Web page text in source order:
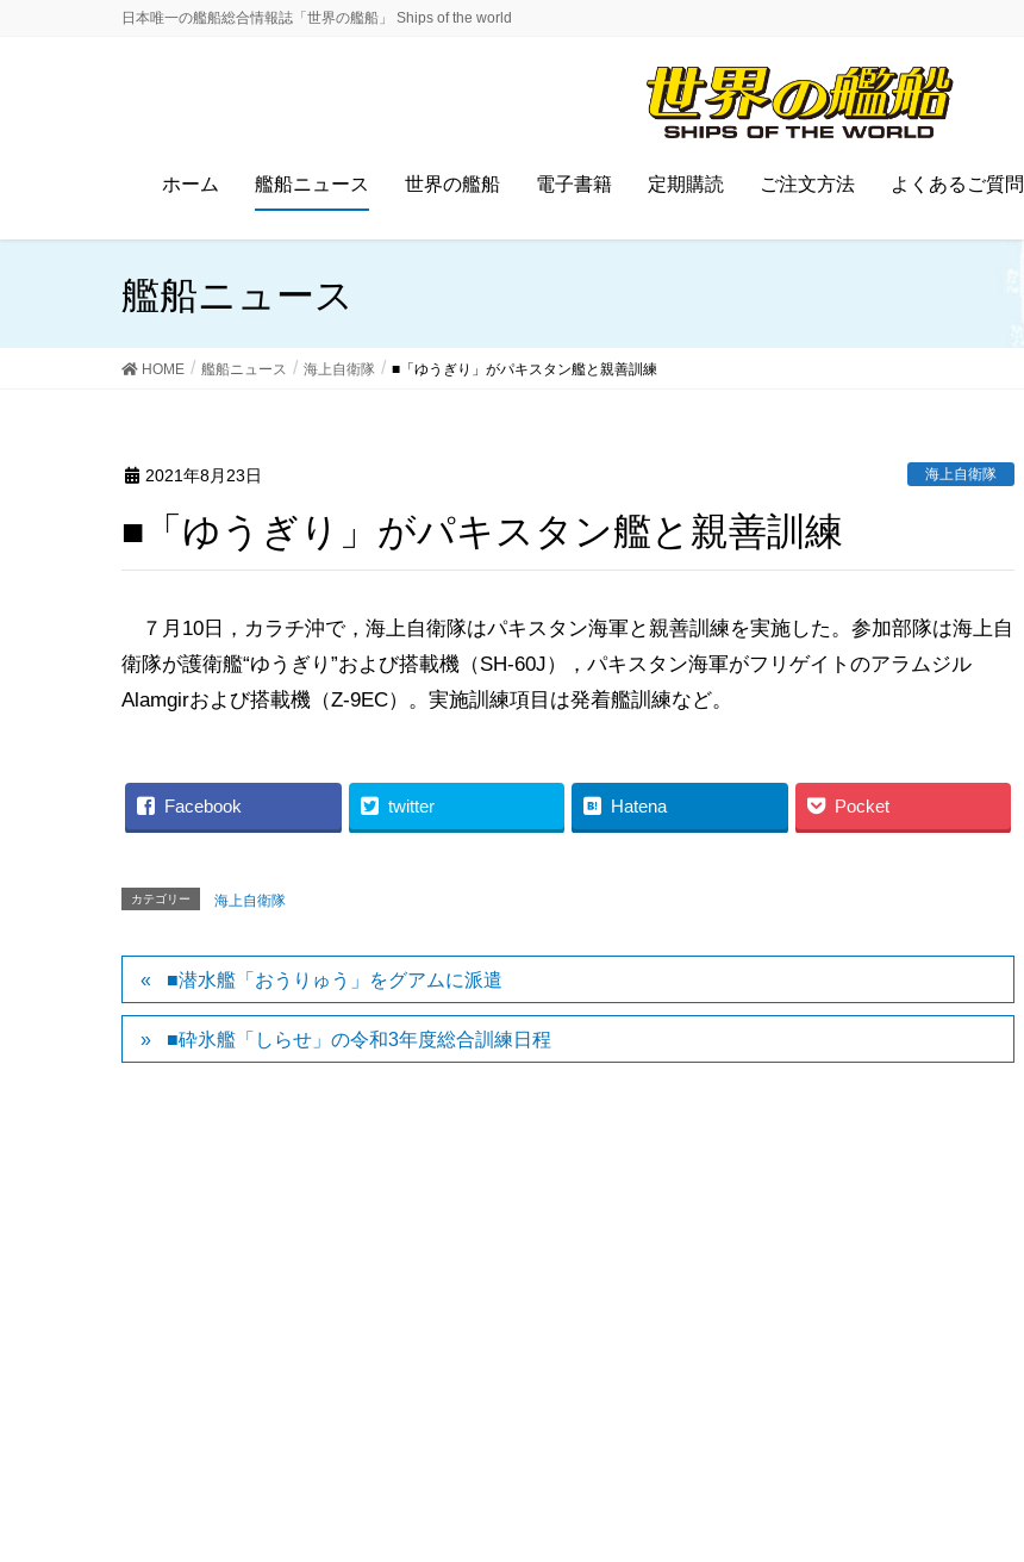
日本唯一の艦船総合情報誌「世界の艦船」 Ships of the world
ホーム 艦船ニュース 世界の艦船 電子書籍 定期購読 ご注文方法 よくあるご質問
艦船ニュース
HOME 艦船ニュース 海上自衛隊 ■「ゆうぎり」がパキスタン艦と親善訓練
2021年8月23日 海上自衛隊
■「ゆうぎり」がパキスタン艦と親善訓練
７月10日，カラチ沖で，海上自衛隊はパキスタン海軍と親善訓練を実施した。参加部隊は海上自
衛隊が護衛艦“ゆうぎり”および搭載機（SH-60J），パキスタン海軍がフリゲイトのアラムジル
Alamgirおよび搭載機（Z-9EC）。実施訓練項目は発着艦訓練など。
Facebook twitter Hatena Pocket
カテゴリー 海上自衛隊
■潜水艦「おうりゅう」をグアムに派遣
■砕氷艦「しらせ」の令和3年度総合訓練日程